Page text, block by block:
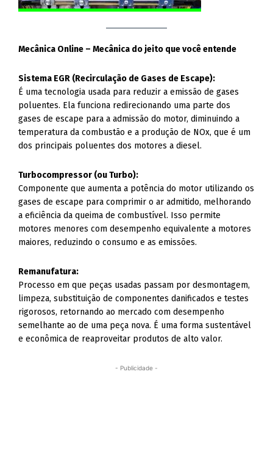
Mecânica Online – Mecânica do jeito que você entende
Sistema EGR (Recirculação de Gases de Escape):
É uma tecnologia usada para reduzir a emissão de gases
poluentes. Ela funciona redirecionando uma parte dos
gases de escape para a admissão do motor, diminuindo a
temperatura da combustão e a produção de NOx, que é um
dos principais poluentes dos motores a diesel.
Turbocompressor (ou Turbo):
Componente que aumenta a potência do motor utilizando os
gases de escape para comprimir o ar admitido, melhorando
a eficiência da queima de combustível. Isso permite
motores menores com desempenho equivalente a motores
maiores, reduzindo o consumo e as emissões.
Remanufatura:
Processo em que peças usadas passam por desmontagem,
limpeza, substituição de componentes danificados e testes
rigorosos, retornando ao mercado com desempenho
semelhante ao de uma peça nova. É uma forma sustentável
e econômica de reaproveitar produtos de alto valor.
- Publicidade -